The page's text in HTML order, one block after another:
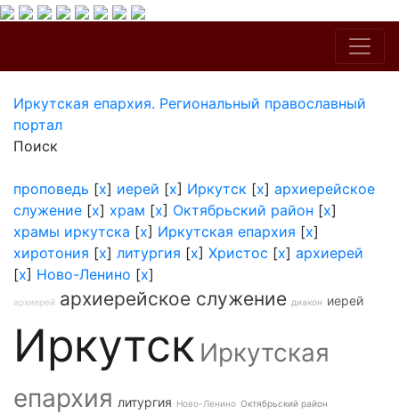
Иркутская епархия. Региональный православный
портал
Поиск
проповедь [x] иерей [x] Иркутск [x] архиерейское
служение [x] храм [x] Октябрьский район [x]
храмы иркутска [x] Иркутская епархия [x]
хиротония [x] литургия [x] Христос [x] архиерей
[x] Ново-Ленино [x]
архиерей архиерейское служение диакон иерей
Иркутск Иркутская
епархия литургия Ново-Ленино Октябрьский район